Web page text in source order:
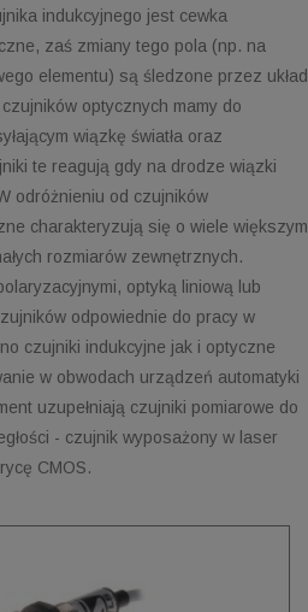
indukcyjnego jest cewka
zaś zmiany tego pola (np. na
elementu) są śledzone przez układ
optycznych mamy do
wiązkę światła oraz
te reagują gdy na drodze wiązki
odróżnieniu od czujników
charakteryzują się o wiele większym
rozmiarów zewnętrznych.
optyką liniową lub
odpowiednie do pracy w
czujniki indukcyjne jak i optyczne
w obwodach urządzeń automatyki
uzupełniają czujniki pomiarowe do
- czujnik wyposażony w laser
CMOS.